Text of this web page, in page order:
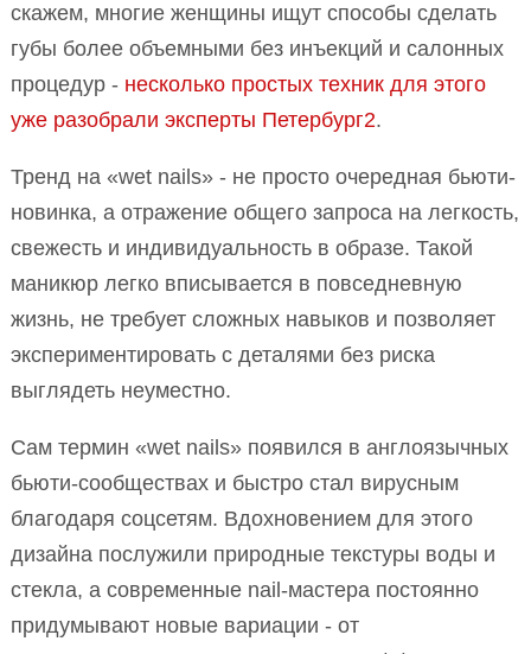
скажем, многие женщины ищут способы сделать
губы более объемными без инъекций и салонных
процедур - несколько простых техник для этого
уже разобрали эксперты Петербург2.
Тренд на «wet nails» - не просто очередная бьюти-
новинка, а отражение общего запроса на легкость,
свежесть и индивидуальность в образе. Такой
маникюр легко вписывается в повседневную
жизнь, не требует сложных навыков и позволяет
экспериментировать с деталями без риска
выглядеть неуместно.
Сам термин «wet nails» появился в англоязычных
бьюти-сообществах и быстро стал вирусным
благодаря соцсетям. Вдохновением для этого
дизайна послужили природные текстуры воды и
стекла, а современные nail-мастера постоянно
придумывают новые вариации - от